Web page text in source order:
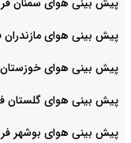
پیش بینی هوای مازندران فردا ۱۶ مرداد ۱۴۰۵/ دریا از امشب
پیش بینی هوای خوزستان فردا ۱۶ مرداد ۱۴۰۵/ هوای گرم
پیش بینی هوای گلستان فردا ۱۶ مرداد ۱۴۰۵/ وزش باد و رگبار